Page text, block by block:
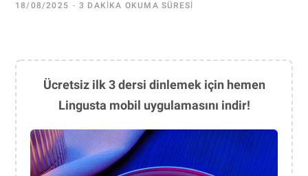
18/08/2025 3 DAKIKA OKUMA SÜRESI
Ücretsiz ilk 3 dersi dinlemek için hemen
Lingusta mobil uygulamasını indir!